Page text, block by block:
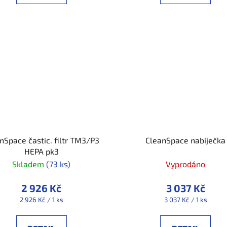
častic. filtr TM3/P3
HEPA pk3
Skladem(73 ks)
2 926 Kč
Měrná
2 926 Kč / 1 ks
CleanSpace nabíječka
Vyprodáno
3 037 Kč
Měrná
3 037 Kč / 1 ks